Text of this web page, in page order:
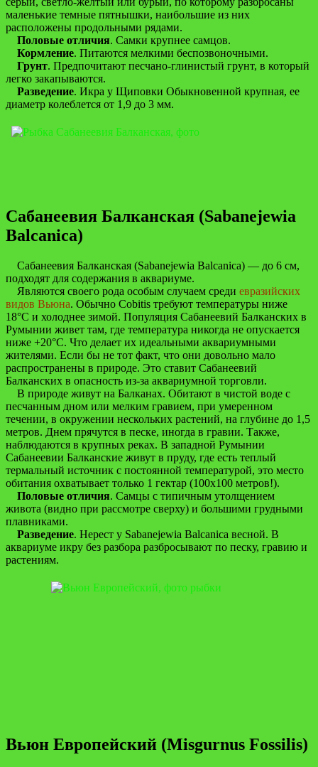
маленькие темные пятнышки, наибольшие из них
расположены продольными рядами.
Половые отличия. Самки крупнее самцов.
Кормление. Питаются мелкими беспозвоночными.
Грунт. Предпочитают песчано-глинистый грунт, в который
легко закапываются.
Разведение. Икра у Щиповки Обыкновенной крупная, ее
диаметр колеблется от 1,9 до 3 мм.
Сабанеевия Балканская (Sabanejewia
Balcanica)
Сабанеевия Балканская (Sabanejewia Balcanica) — до 6 см,
подходят для содержания в аквариуме.
Являются своего рода особым случаем среди евразийских
видов Вьюна. Обычно Cobitis требуют температуры ниже
18°C и холоднее зимой. Популяция Сабанеевий Балканских в
Румынии живет там, где температура никогда не опускается
ниже +20°C. Что делает их идеальными аквариумными
жителями. Если бы не тот факт, что они довольно мало
распространены в природе. Это ставит Сабанеевий
Балканских в опасность из-за аквариумной торговли.
В природе живут на Балканах. Обитают в чистой воде с
песчанным дном или мелким гравием, при умеренном
течении, в окружении нескольких растений, на глубине до 1,5
метров. Днем прячутся в песке, иногда в гравии. Также,
наблюдаются в крупных реках. В западной Румынии
Сабанеевии Балканские живут в пруду, где есть теплый
термальный источник с постоянной температурой, это место
обитания охватывает только 1 гектар (100х100 метров!).
Половые отличия. Самцы с типичным утолщением
живота (видно при рассмотре сверху) и большими грудными
плавниками.
Разведение. Нерест у Sabanejewia Balcanica весной. В
аквариуме икру без разбора разбросывают по песку, гравию и
растениям.
Вьюн Европейский (Misgurnus Fossilis)